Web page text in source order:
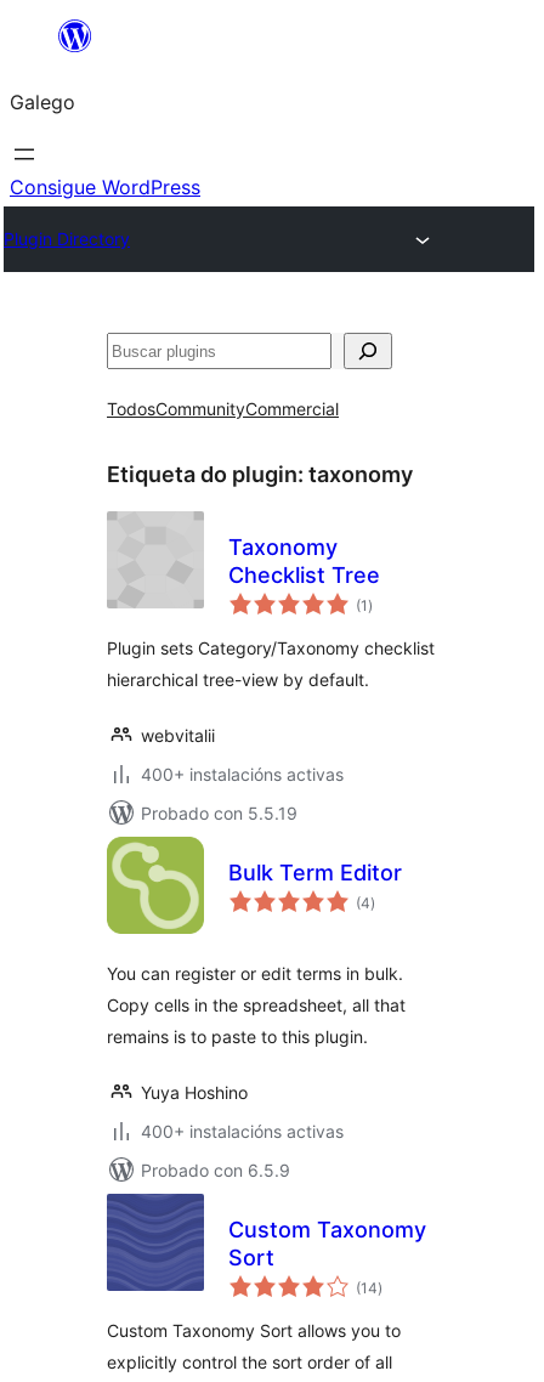
Saltar
contido
Galego
Consigue WordPress
Plugin Directory
Buscar
TodosCommunityCommercial
Etiqueta do plugin: taxonomy
Taxonomy
Checklist Tree
(1 valoracións
totais
)
Plugin sets Category/Taxonomy checklist
hierarchical tree-view by default.
webvitalii
400+ instalacións activas
Probado con 5.5.19
Bulk Term Editor
(4valoracións
totais
)
You can register or edit terms in bulk.
Copy cells in the spreadsheet, all that
remains is to paste to this plugin.
Yuya Hoshino
400+ instalacións activas
Probado con 6.5.9
Custom Taxonomy
Sort
(14valoracións
totais
)
Custom Taxonomy Sort allows you to
explicitly control the sort order of all